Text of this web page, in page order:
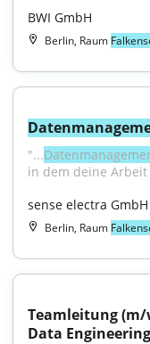
BWI GmbH
Berlin, Raum
"...
in dem deine Arbeit
sense electra GmbH
Berlin, Raum
Teamleitung (m/
Data Engineering